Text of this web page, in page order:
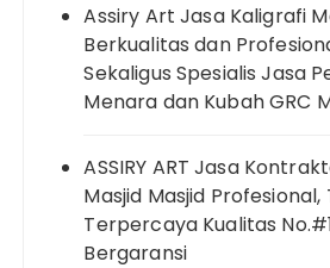
Assiry Art Jasa Kaligrafi
Berkualitas dan
Sekaligus Spesialis Jasa
Menara dan Kubah GRC
ASSIRY ART Jasa
Masjid Masjid
Terpercaya Kualitas
Bergaransi